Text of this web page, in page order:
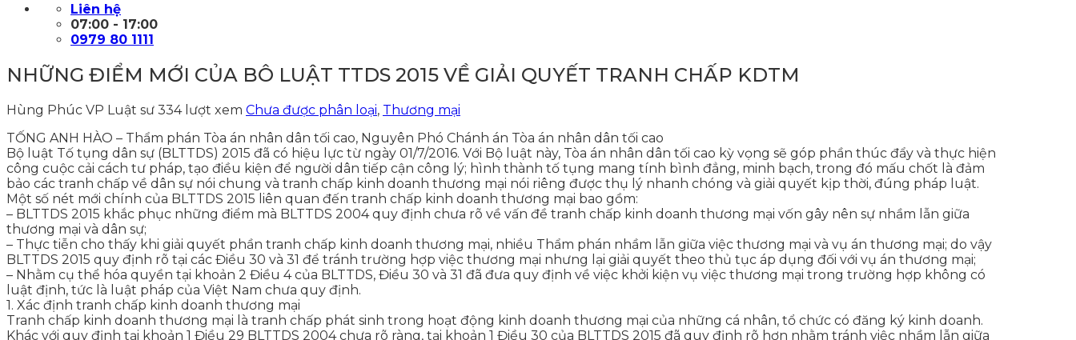
Liên hệ
07:00 - 17:00
0979 80 1111
NHỮNG ĐIỂM MỚI CỦA BÔ LUẬT TTDS 2015 VỀ GIẢI QUYẾT TRANH CHẤP KDTM
Hùng Phúc VP Luật sư 334 lượt xem Chưa được phân loại, Thương mại
TỐNG ANH HÀO – Thẩm phán Tòa án nhân dân tối cao, Nguyên Phó Chánh án Tòa án nhân dân tối cao
Bộ luật Tố tụng dân sự (BLTTDS) 2015 đã có hiệu lực từ ngày 01/7/2016. Với Bộ luật này, Tòa án nhân dân tối cao kỳ vọng sẽ góp phần thúc đẩy và thực hiện
công cuộc cải cách tư pháp, tạo điều kiện để người dân tiếp cận công lý; hình thành tố tụng mang tính bình đẳng, minh bạch, trong đó mấu chốt là đảm
bảo các tranh chấp về dân sự nói chung và tranh chấp kinh doanh thương mại nói riêng được thụ lý nhanh chóng và giải quyết kịp thời, đúng pháp luật.
Một số nét mới chính của BLTTDS 2015 liên quan đến tranh chấp kinh doanh thương mại bao gồm:
– BLTTDS 2015 khắc phục những điểm mà BLTTDS 2004 quy định chưa rõ về vấn đề tranh chấp kinh doanh thương mại vốn gây nên sự nhầm lẫn giữa
thương mại và dân sự;
– Thực tiễn cho thấy khi giải quyết phần tranh chấp kinh doanh thương mại, nhiều Thẩm phán nhầm lẫn giữa việc thương mại và vụ án thương mại; do vậy
BLTTDS 2015 quy định rõ tại các Điều 30 và 31 để tránh trường hợp việc thương mại nhưng lại giải quyết theo thủ tục áp dụng đối với vụ án thương mại;
– Nhằm cụ thể hóa quyền tại khoản 2 Điều 4 của BLTTDS, Điều 30 và 31 đã đưa quy định về việc khởi kiện vụ việc thương mại trong trường hợp không có
luật định, tức là luật pháp của Việt Nam chưa quy định.
1. Xác định tranh chấp kinh doanh thương mại
Tranh chấp kinh doanh thương mại là tranh chấp phát sinh trong hoạt động kinh doanh thương mại của những cá nhân, tổ chức có đăng ký kinh doanh.
Khác với quy định tại khoản 1 Điều 29 BLTTDS 2004 chưa rõ ràng, tại khoản 1 Điều 30 của BLTTDS 2015 đã quy định rõ hơn nhằm tránh việc nhầm lẫn giữa